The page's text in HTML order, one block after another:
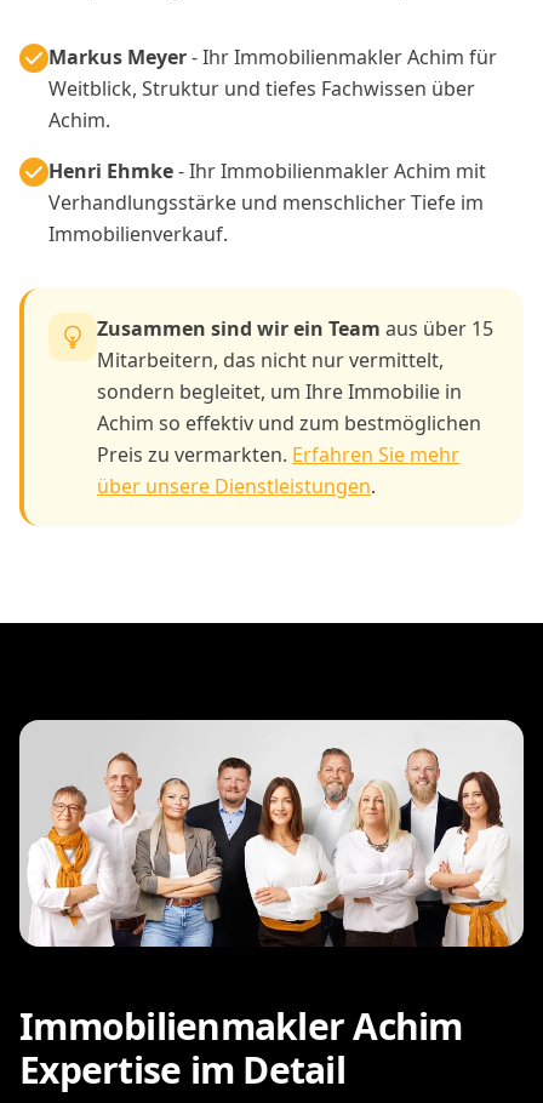
Markus Meyer- Ihr Immobilienmakler Achim für
Weitblick, Struktur und tiefes Fachwissen über
Achim.
Henri Ehmke- Ihr Immobilienmakler Achim mit
Verhandlungsstärke und menschlicher Tiefe im
Immobilienverkauf.
Zusammen sind wir ein Team aus über 15
Mitarbeitern, das nicht nur vermittelt,
sondern begleitet, um Ihre Immobilie in
Achim so effektiv und zum bestmöglichen
Preis zu vermarkten. Erfahren Sie mehr
über unsere Dienstleistungen.
Immobilienmakler Achim
Expertise im Detail